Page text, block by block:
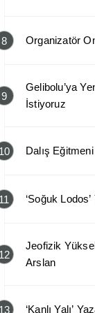
8 Organizatör
9
Gelibolu’ya
İstiyoruz
Dalış
‘Soğuk
Jeofizik
Arslan
‘Kanlı Yalı’